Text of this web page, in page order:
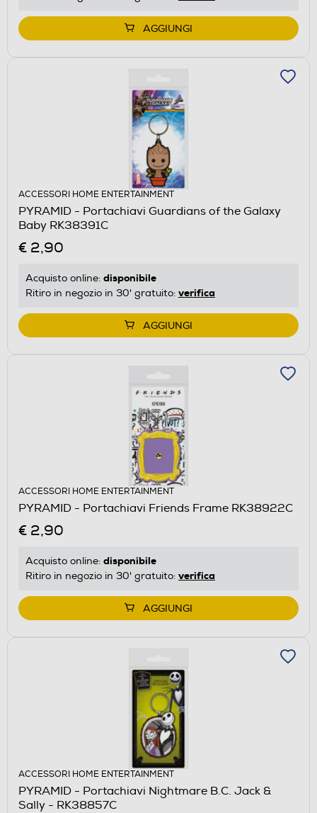
AGGIUNGI
ACCESSORI HOME ENTERTAINMENT
PYRAMID - Portachiavi Guardians of the Galaxy
Baby RK38391C
€ 2,90
Acquisto online: disponibile
Ritiro in negozio in 30' gratuito: verifica
AGGIUNGI
ACCESSORI HOME ENTERTAINMENT
PYRAMID - Portachiavi Friends Frame RK38922C
€ 2,90
Acquisto online: disponibile
Ritiro in negozio in 30' gratuito: verifica
AGGIUNGI
ACCESSORI HOME ENTERTAINMENT
PYRAMID - Portachiavi Nightmare B.C. Jack &
Sally - RK38857C